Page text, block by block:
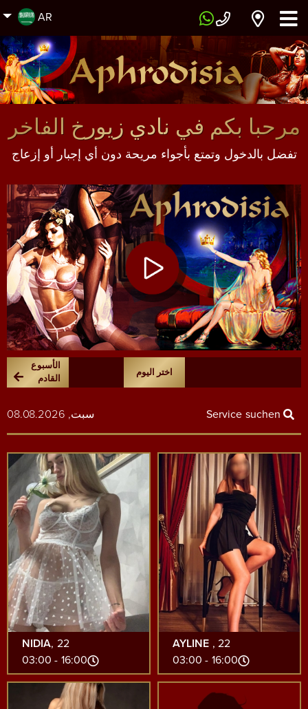
AR
مرحبا بكم في نادي زيورخ الفاخر
تفضل بالدخول وتمتع بأجواء مريحة دون أي إجبار أو إزعاج
اختر اليوم
الأسبوع
القادم
سبت, 08.08.2026 Service suchen
NIDIA , 22
16:00 - 03:00
AYLINE , 22
16:00 - 03:00